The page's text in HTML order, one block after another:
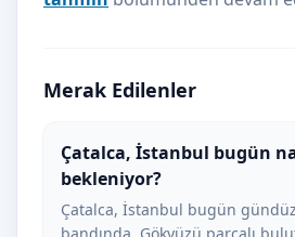
Merak Edilenler
Çatalca, İstanbul bugün
bekleniyor?
Çatalca, İstanbul bugün gündüz